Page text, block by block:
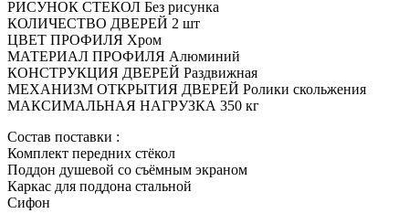
РИСУНОК СТЕКОЛ Без рисунка
КОЛИЧЕСТВО ДВЕРЕЙ 2 шт
ЦВЕТ ПРОФИЛЯ Хром
МАТЕРИАЛ ПРОФИЛЯ Алюминий
КОНСТРУКЦИЯ ДВЕРЕЙ Раздвижная
МЕХАНИЗМ ОТКРЫТИЯ ДВЕРЕЙ Ролики скольжения
МАКСИМАЛЬНАЯ НАГРУЗКА 350 кг
Состав поставки :
Комплект передних стёкол
Поддон душевой со съёмным экраном
Каркас для поддона стальной
Сифон